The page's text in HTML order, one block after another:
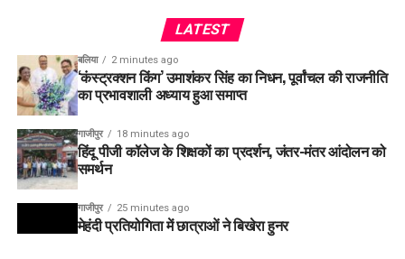
LATEST
बलिया 2 minutes ago
‘कंस्ट्रक्शन किंग’ उमाशंकर सिंह का निधन, पूर्वांचल की राजनीति
का प्रभावशाली अध्याय हुआ समाप्त
गाजीपुर 18 minutes ago
हिंदू पीजी कॉलेज के शिक्षकों का प्रदर्शन, जंतर-मंतर आंदोलन को
समर्थन
गाजीपुर 25 minutes ago
मेहंदी प्रतियोगिता में छात्राओं ने बिखेरा हुनर